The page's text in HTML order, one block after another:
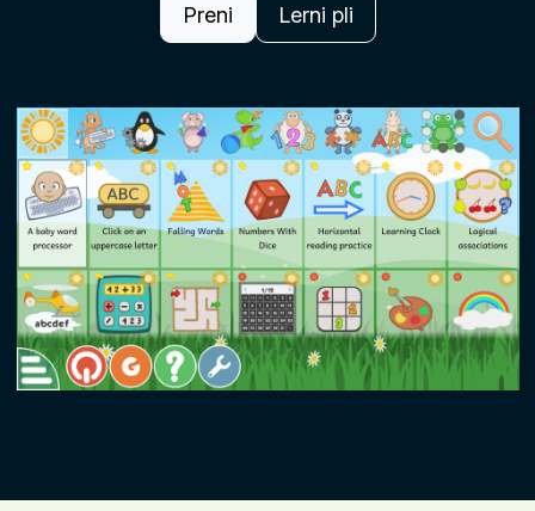
Preni Lerni pli